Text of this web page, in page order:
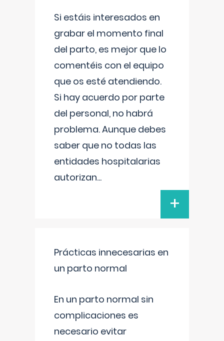
Si estáis interesados en
grabar el momento final
del parto, es mejor que lo
comentéis con el equipo
que os esté atendiendo.
Si hay acuerdo por parte
del personal, no habrá
problema. Aunque debes
saber que no todas las
entidades hospitalarias
autorizan...
+
Prácticas innecesarias en
un parto normal
En un parto normal sin
complicaciones es
necesario evitar